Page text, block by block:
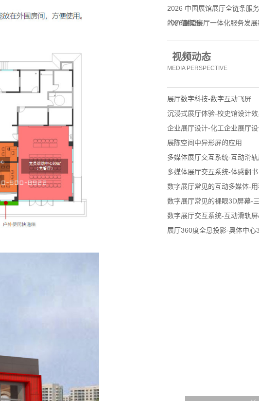
2026 中国展馆展厅全链条服
的价值解析
2026展馆展厅一体化服务发
视频动态
MEDIA PERSPECTIVE
展厅数字科技-数字互动飞屏
沉浸式展厅体验-校史馆设计
企业展厅设计-化工企业展厅
展陈空间中异形屏的应用
多媒体展厅交互系统-互动滑
多媒体展厅交互系统-体感翻书
数字展厅常见的互动多媒体-
数字展厅常见的裸眼3D屏幕-
数字展厅交互系统-互动滑轨
展厅360度全息投影-奥体中心